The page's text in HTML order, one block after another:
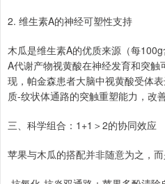
2. 维生素A的神经可塑性支持
木瓜是维生素A的优质来源（每
A代谢产物视黄酸在神经发育和突
现，帕金森患者大脑中视黄酸受体
质-纹状体通路的突触重塑能力，改
三、科学组合：1+1＞2的协同效应
苹果与木瓜的搭配并非随意为之，